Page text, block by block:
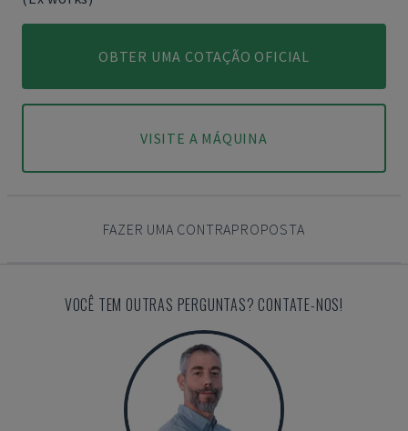
OBTER UMA COTAÇÃO OFICIAL
VISITE A MÁQUINA
FAZER UMA CONTRAPROPOSTA
VOCÊ TEM OUTRAS PERGUNTAS? CONTATE-NOS!